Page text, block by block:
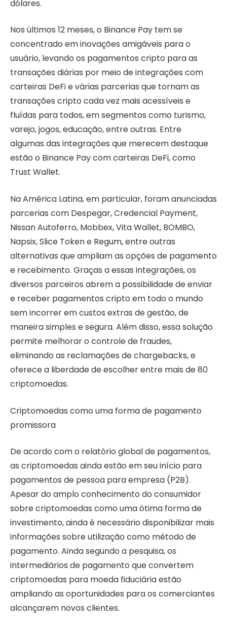
dólares.
Nos últimos 12 meses, o Binance Pay tem se
concentrado em inovações amigáveis para o
usuário, levando os pagamentos cripto para as
transações diárias por meio de integrações com
carteiras DeFi e várias parcerias que tornam as
transações cripto cada vez mais acessíveis e
fluídas para todos, em segmentos como turismo,
varejo, jogos, educação, entre outras. Entre
algumas das integrações que merecem destaque
estão o Binance Pay com carteiras DeFi, como
Trust Wallet.
Na América Latina, em particular, foram anunciadas
parcerias com Despegar, Credencial Payment,
Nissan Autoferro, Mobbex, Vita Wallet, BOMBO,
Napsix, Slice Token e Regum, entre outras
alternativas que ampliam as opções de pagamento
e recebimento. Graças a essas integrações, os
diversos parceiros abrem a possibilidade de enviar
e receber pagamentos cripto em todo o mundo
sem incorrer em custos extras de gestão, de
maneira simples e segura. Além disso, essa solução
permite melhorar o controle de fraudes,
eliminando as reclamações de chargebacks, e
oferece a liberdade de escolher entre mais de 80
criptomoedas.
Criptomoedas como uma forma de pagamento
promissora
De acordo com o relatório global de pagamentos,
as criptomoedas ainda estão em seu início para
pagamentos de pessoa para empresa (P2B).
Apesar do amplo conhecimento do consumidor
sobre criptomoedas como uma ótima forma de
investimento, ainda é necessário disponibilizar mais
informações sobre utilização como método de
pagamento. Ainda segundo a pesquisa, os
intermediários de pagamento que convertem
criptomoedas para moeda fiduciária estão
ampliando as oportunidades para os comerciantes
alcançarem novos clientes.